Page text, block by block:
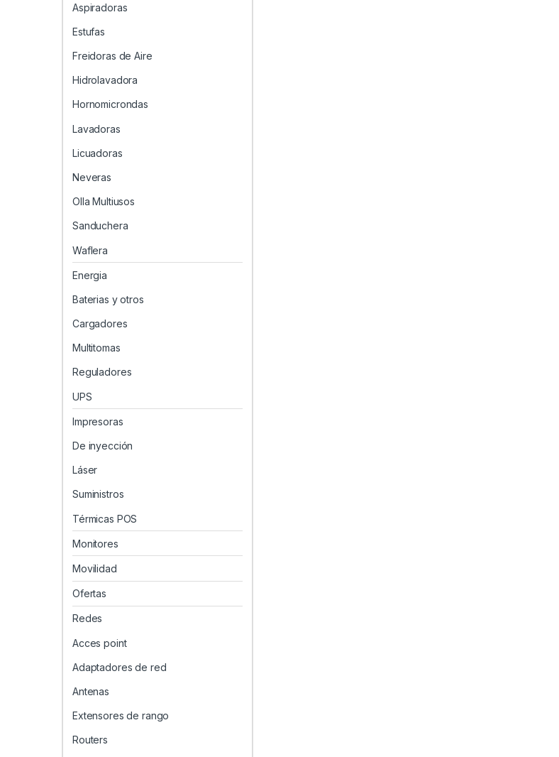
Aspiradoras
Estufas
Freidoras de Aire
Hidrolavadora
Hornomicrondas
Lavadoras
Licuadoras
Neveras
Olla Multiusos
Sanduchera
Waflera
Energia
Baterias y otros
Cargadores
Multitomas
Reguladores
UPS
Impresoras
De inyección
Láser
Suministros
Térmicas POS
Monitores
Movilidad
Ofertas
Redes
Acces point
Adaptadores de red
Antenas
Extensores de rango
Routers